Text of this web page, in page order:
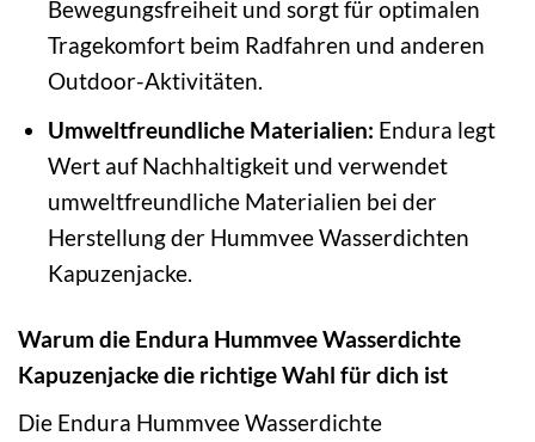
Bewegungsfreiheit und sorgt für optimalen
Tragekomfort beim Radfahren und anderen
Outdoor-Aktivitäten.
Umweltfreundliche Materialien: Endura legt
Wert auf Nachhaltigkeit und verwendet
umweltfreundliche Materialien bei der
Herstellung der Hummvee Wasserdichten
Kapuzenjacke.
Warum die Endura Hummvee Wasserdichte
Kapuzenjacke die richtige Wahl für dich ist
Die Endura Hummvee Wasserdichte